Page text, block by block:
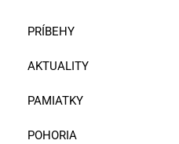
PRÍBEHY
AKTUALITY
PAMIATKY
POHORIA